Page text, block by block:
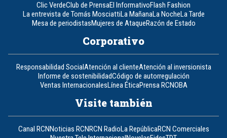
Clic VerdeClub de PrensaEl InformativoFlash Fashion
La entrevista de Tomás MosciattiLa MañanaLa NocheLa Tarde
Mesa de periodistasMujeres de AtaqueRazón de Estado
Corporativo
Responsabilidad SocialAtención al clienteAtención al inversionista
Informe de sostenibilidadCódigo de autorregulación
Ventas InternacionalesLínea ÉticaPrensa RCNOBA
Visite también
Canal RCNNoticias RCNRCN RadioLa RepúblicaRCN Comerciales